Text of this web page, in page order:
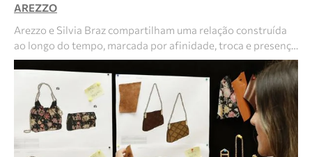
AREZZO
Arezzo e Silvia Braz compartilham uma relação construída
ao longo do tempo, marcada por afinidade, troca e presenç…